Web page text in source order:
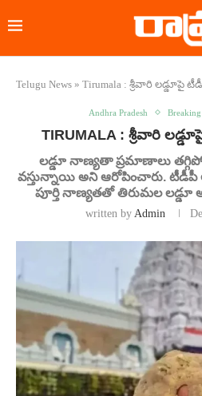
Telugu News » Tirumala : శ్రీవారి లడ్డూపై
Andhra Pradesh Breaking
TIRUMALA : శ్రీవారి
లడ్డూ నాణ్యతా ప్రమాణాలు
వస్తున్నాయి అని ఆరోపించారు. టీడీపీ
పూర్తి నాణ్యతతో తిరుమల లడ్డూ
written by Admin